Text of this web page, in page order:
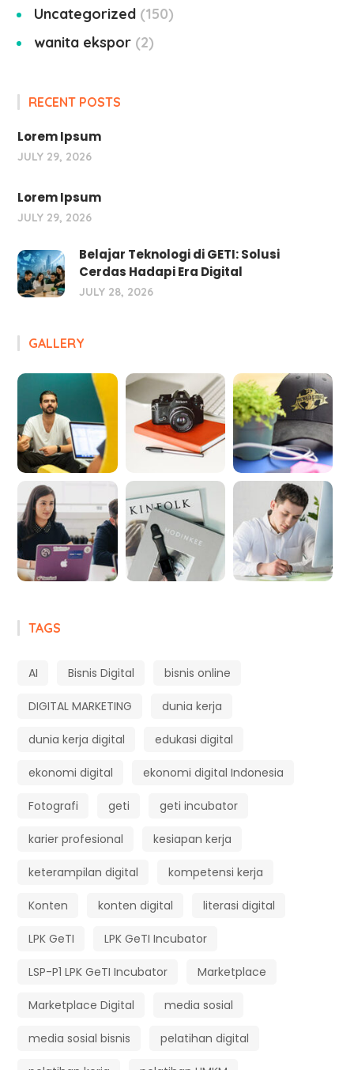
Uncategorized 150
wanita ekspor 2
RECENT POSTS
Lorem Ipsum
JULY 29, 2026
Lorem Ipsum
JULY 29, 2026
Belajar Teknologi di GETI: Solusi
Cerdas Hadapi Era Digital
JULY 28, 2026
GALLERY
TAGS
AI Bisnis Digital bisnis online
DIGITAL MARKETING dunia kerja
dunia kerja digital edukasi digital
ekonomi digital ekonomi digital Indonesia
Fotografi geti geti incubator
karier profesional kesiapan kerja
keterampilan digital kompetensi kerja
Konten konten digital literasi digital
LPK GeTI LPK GeTI Incubator
LSP-P1 LPK GeTI Incubator Marketplace
Marketplace Digital media sosial
media sosial bisnis pelatihan digital